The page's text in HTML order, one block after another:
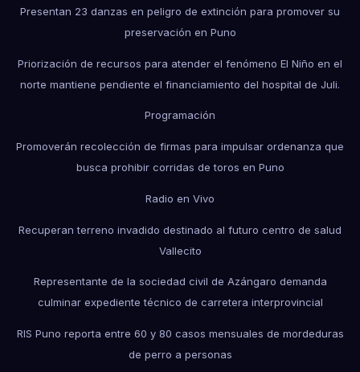
Presentan 23 danzas en peligro de extinción para promover su
preservación en Puno
Priorización de recursos para atender el fenómeno El Niño en el
norte mantiene pendiente el financiamiento del hospital de Juli.
Programación
Promoverán recolección de firmas para impulsar ordenanza que
busca prohibir corridas de toros en Puno
Radio en Vivo
Recuperan terreno invadido destinado al futuro centro de salud
Vallecito
Representante de la sociedad civil de Azángaro demanda
culminar expediente técnico de carretera interprovincial
RIS Puno reporta entre 60 y 80 casos mensuales de mordeduras
de perro a personas